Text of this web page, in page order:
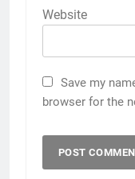
Website
Save my
browser for the